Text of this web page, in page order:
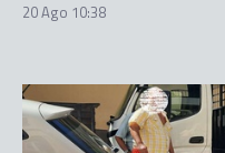
20 Ago 10:38